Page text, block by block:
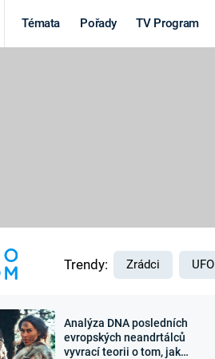
Témata Pořady TV Program
Výročí
Trendy: Zrádci UFO
Analýza DNA posledních
evropských neandrtálců
vyvrací teorii o tom, jak